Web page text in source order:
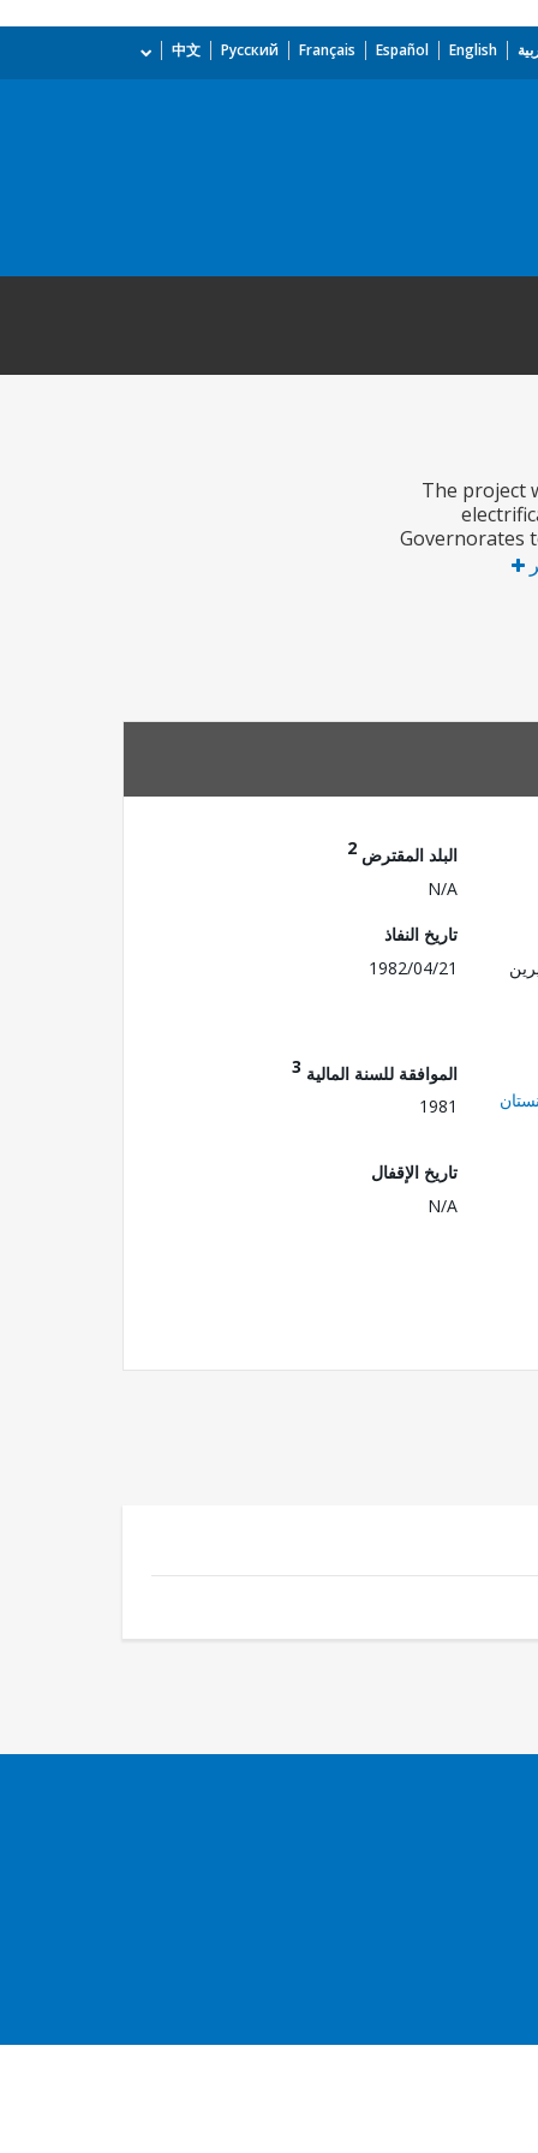
English
Español
Français
Русский
中文
The project
Governorates
البلد المقترض 2
N/A
تاريخ النفاذ
1982/04/21
الموافقة للسنة المالية 3
1981
تاريخ الإقفال
N/A